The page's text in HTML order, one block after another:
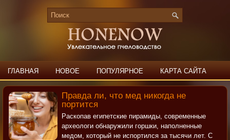
ГЛАВНАЯ НОВОЕ ПОПУЛЯРНОЕ КАРТА САЙТА
ПОИСК КОНТАКТЫ
Правда ли, что мед никогда не
портится
Раскопав египетские пирамиды, современные
археологи обнаружили горшки, наполненные
медом, который не испортился за тысячи лет. С